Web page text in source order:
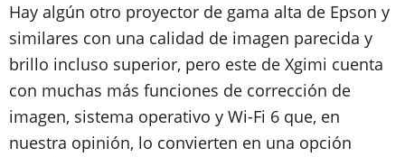
Hay algún otro proyector de gama alta de Epson y
similares con una calidad de imagen parecida y
brillo incluso superior, pero este de Xgimi cuenta
con muchas más funciones de corrección de
imagen, sistema operativo y Wi-Fi 6 que, en
nuestra opinión, lo convierten en una opción